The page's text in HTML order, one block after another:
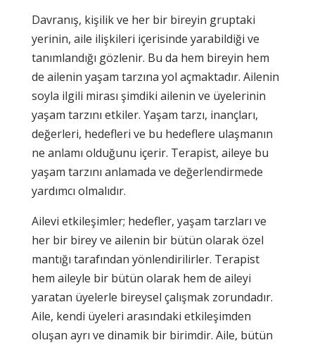
Davranış, kişilik ve her bir bireyin gruptaki
yerinin, aile ilişkileri içerisinde yarabildiği ve
tanımlandığı gözlenir. Bu da hem bireyin hem
de ailenin yaşam tarzına yol açmaktadır. Ailenin
soyla ilgili mirası şimdiki ailenin ve üyelerinin
yaşam tarzını etkiler. Yaşam tarzı, inançları,
değerleri, hedefleri ve bu hedeflere ulaşmanın
ne anlamı olduğunu içerir. Terapist, aileye bu
yaşam tarzını anlamada ve değerlendirmede
yardımcı olmalıdır.
Ailevi etkileşimler; hedefler, yaşam tarzları ve
her bir birey ve ailenin bir bütün olarak özel
mantığı tarafından yönlendirilirler. Terapist
hem aileyle bir bütün olarak hem de aileyi
yaratan üyelerle bireysel çalışmak zorundadır.
Aile, kendi üyeleri arasındaki etkileşimden
oluşan ayrı ve dinamik bir birimdir. Aile, bütün